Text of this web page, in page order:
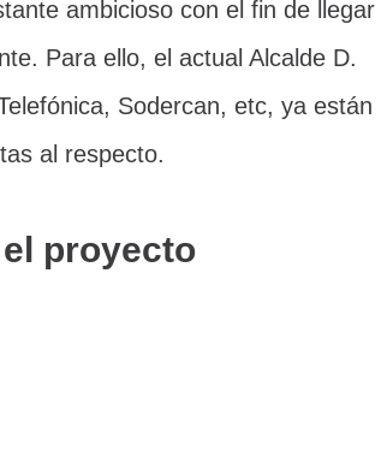
ambicioso con el fin de llegar
Para ello, el actual Alcalde D.
Sodercan, etc, ya están
al respecto.
proyecto